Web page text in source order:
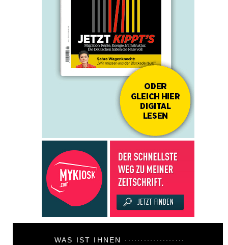
WAS IST IHNEN